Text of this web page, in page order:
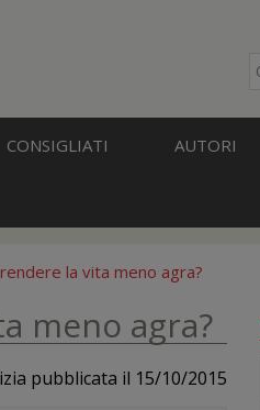
CONSIGLIATI AUTORI
la vita meno agra?
meno agra?
pubblicata il 15/10/2015